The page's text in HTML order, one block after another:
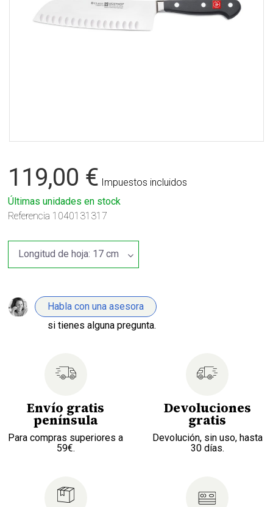
119,00 € Impuestos incluidos
Últimas unidades en stock
Referencia 1040131317
Habla con una asesora
si tienes alguna pregunta.
Envío gratis
península
Para compras superiores a
59€.
Devoluciones
gratis
Devolución, sin uso, hasta
30 días.